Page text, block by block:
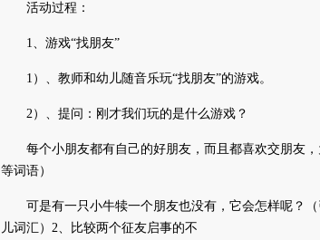
活动过程：
1、游戏“找朋友”
1）、教师和幼儿随音乐玩“找朋友”的游戏。
2）、提问：刚才我们玩的是什么游戏？
每个小朋友都有自己的好朋友，而且都喜欢交朋友，
等词语）
可是有一只小牛犊一个朋友也没有，它会怎样呢？（
儿词汇）2、比较两个征友启事的不